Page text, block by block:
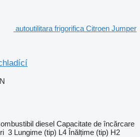
autoutilitara frigorifica Citroen Jumper
diesel Capacitate de încărcare
3 Lungime (tip) L4 Înălțime (tip) H2